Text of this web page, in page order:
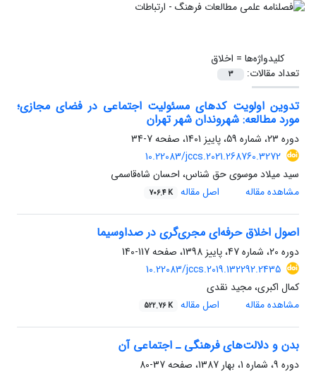
کلیدواژه‌ها = اخلاق
تعداد مقالات:
3
تدوین اولویت کدهای مسئولیت اجتماعی در فضای مجازی؛
مورد مطالعه: شهروندان شهر تهران
دوره 23، شماره 59، پاییز 1401، صفحه
7-34
10.22083/jccs.2021.268760.3272
سید میلاد موسوی حق شناس، احسان شاه‌قاسمی
مشاهده مقاله
اصل مقاله 706.4 K
اصول اخلاق حرفه‌ای مجری‌گری در صداوسیما
دوره 20، شماره 47، پاییز 1398، صفحه
117-140
10.22083/jccs.2019.132292.2435
کمال اکبری، مجید نقدی
مشاهده مقاله
اصل مقاله 522.76 K
بدن و دلالت‌های فرهنگی ـ اجتماعی آن
دوره 9، شماره 1، بهار 1387، صفحه
37-80